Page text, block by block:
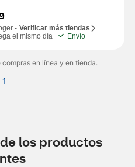
- Verificar más tiendas
el mismo día
Envío
en línea y en tienda.
1
los productos